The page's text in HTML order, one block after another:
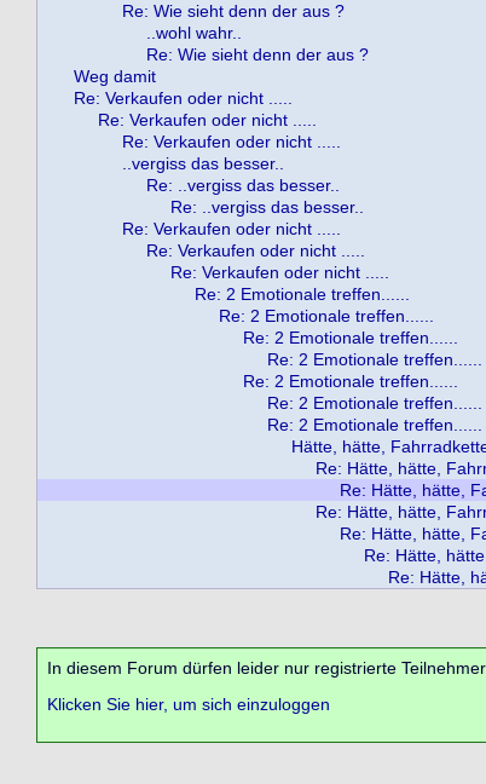
Re: Wie sieht denn der aus ?
..wohl wahr..
Re: Wie sieht denn der aus ?
Weg damit
Re: Verkaufen oder nicht .....
Re: Verkaufen oder nicht .....
Re: Verkaufen oder nicht .....
..vergiss das besser..
Re: ..vergiss das besser..
Re: ..vergiss das besser..
Re: Verkaufen oder nicht .....
Re: Verkaufen oder nicht .....
Re: Verkaufen oder nicht .....
Re: 2 Emotionale treffen......
Re: 2 Emotionale treffen......
Re: 2 Emotionale treffen......
Re: 2 Emotionale treffen......
Re: 2 Emotionale treffen......
Re: 2 Emotionale treffen......
Re: 2 Emotionale treffen......
Hätte, hätte,
Re: Hätte, hätte,
Re: Hätte, hätte,
Re: Hätte, hätte,
Re: Hätte, hätte,
Re: Hätte,
Re: Hätte,
In diesem Forum dürfen leider nur registrierte Teilnehmer
Klicken Sie hier, um sich einzuloggen